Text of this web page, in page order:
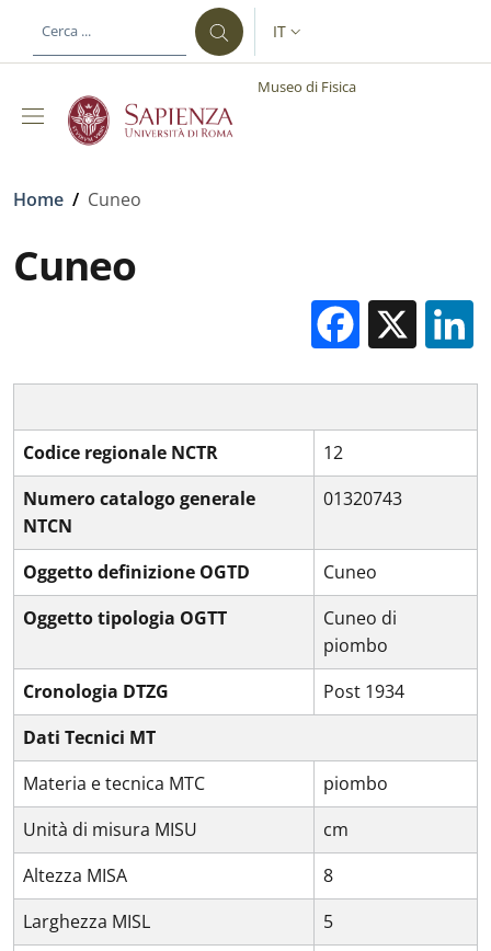
al contenuto principale
SELETTORE LINGUA:
IT
Museo di Fisica
Briciole di pane
Home / Cuneo
Cuneo
X
Codice regionale NCTR
12
Numero catalogo generale
NTCN
01320743
Oggetto definizione OGTD
Cuneo
Oggetto tipologia OGTT
Cuneo di
piombo
Cronologia DTZG
Post 1934
Dati Tecnici MT
Materia e tecnica MTC
piombo
Unità di misura MISU
cm
Altezza MISA
8
Larghezza MISL
5